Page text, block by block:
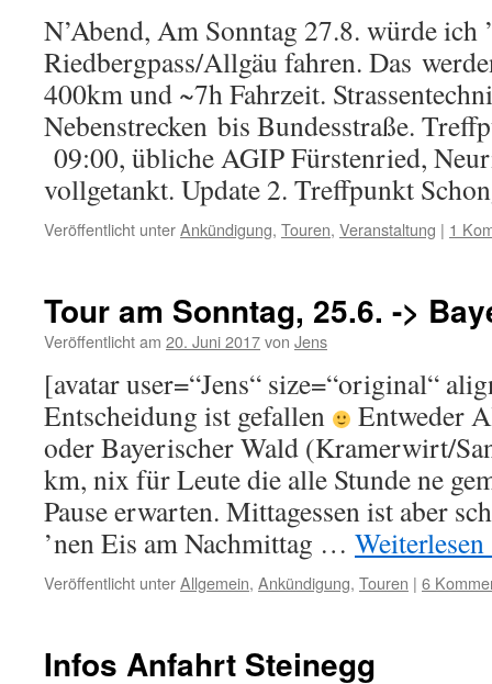
N’Abend, Am Sonntag 27.8. würde ich
Riedbergpass/Allgäu fahren. Das
400km und ~7h Fahrzeit.
Nebenstrecken bis Bundesstraße.
09:00, übliche AGIP Fürstenried,
vollgetankt. Update 2. Treffpunkt
Veröffentlicht unterAnkündigung, Touren, Veranstaltung | 1
Tour am Sonntag, 25.6. ->
Veröffentlicht am 20. Juni 2017von Jens
[avatar user=“Jens“ size=“original“
Entscheidung ist gefallen
Entweder
oder Bayerischer Wald (Kramerwirt/
km, nix für Leute die alle Stunde ne
Pause erwarten. Mittagessen ist aber
’nen Eis am Nachmittag … Weiterlesen
Veröffentlicht unterAllgemein, Ankündigung, Touren | 6
Infos Anfahrt Steinegg